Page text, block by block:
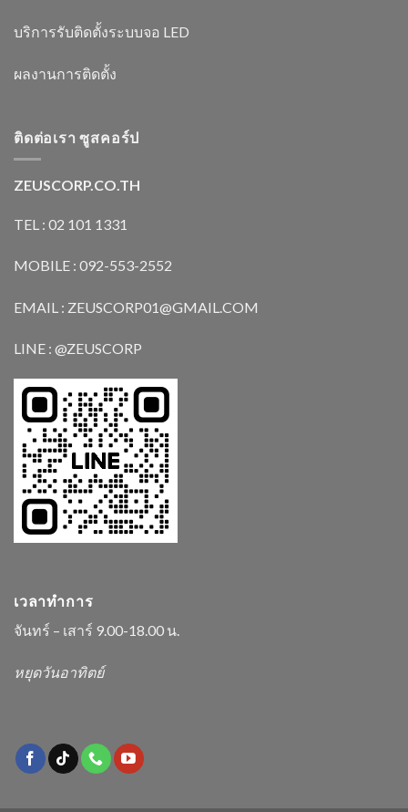
บริการรับติดตั้งระบบจอ LED
ผลงานการติดตั้ง
ติดต่อเรา ซูสคอร์ป
ZEUSCORP.CO.TH
TEL : 02 101 1331
MOBILE : 092-553-2552
EMAIL : ZEUSCORP01@GMAIL.COM
LINE : @ZEUSCORP
เวลาทำการ
จันทร์ – เสาร์ 9.00-18.00 น.
หยุดวันอาทิตย์